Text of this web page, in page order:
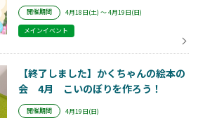
開催期間
4月18日(土) ～ 4月19日(日)
メインイベント
【終了しました】かくちゃんの絵本の
会 4月 こいのぼりを作ろう！
開催期間
4月19日(日)